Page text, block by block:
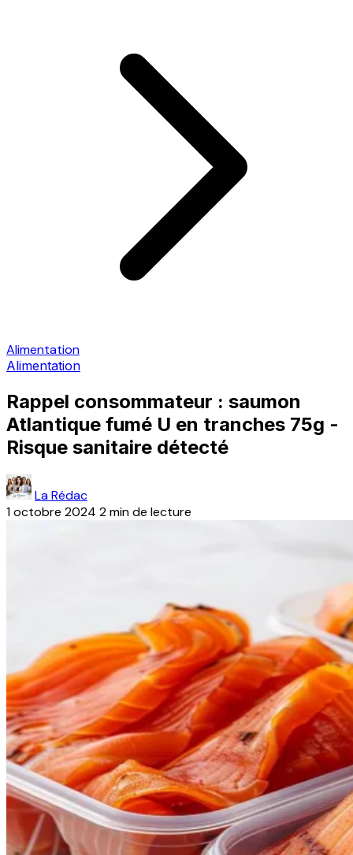
Alimentation
Alimentation
Rappel consommateur : saumon
Atlantique fumé U en tranches 75g -
Risque sanitaire détecté
La Rédac
1 octobre 2024 2 min de lecture